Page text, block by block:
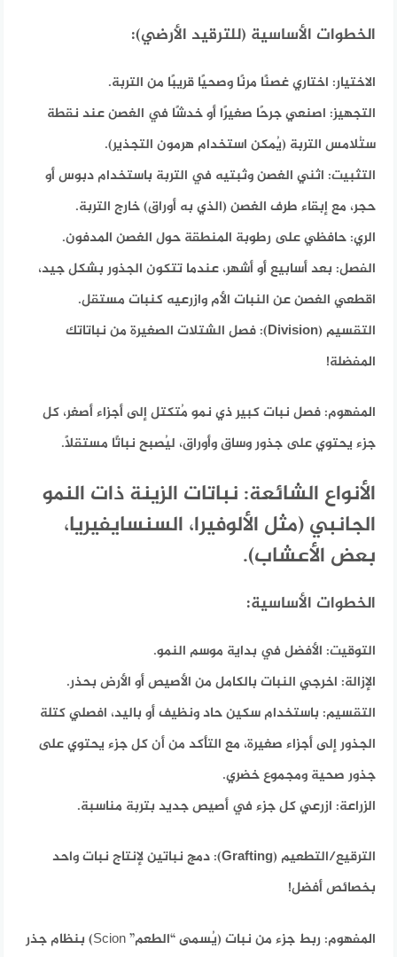
الخطوات الأساسية (للترقيد الأرضي):
الاختيار: اختاري غصنًا مرنًا وصحيًا قريبًا من التربة.
التجهيز: اصنعي جرحًا صغيرًا أو خدشًا في الغصن عند نقطة
ستُلامس التربة (يُمكن استخدام هرمون التجذير).
التثبيت: اثني الغصن وثبتيه في التربة باستخدام دبوس أو
حجر، مع إبقاء طرف الغصن (الذي به أوراق) خارج التربة.
الري: حافظي على رطوبة المنطقة حول الغصن المدفون.
الفصل: بعد أسابيع أو أشهر، عندما تتكون الجذور بشكل جيد،
اقطعي الغصن عن النبات الأم وازرعيه كنبات مستقل.
التقسيم (Division):
فصل الشتلات الصغيرة من نباتاتك
المفضلة!
المفهوم: فصل نبات كبير ذي نمو مُتكتل إلى أجزاء أصغر، كل
جزء يحتوي على جذور وساق وأوراق، ليُصبح نباتًا مستقلاً.
الأنواع الشائعة: نباتات الزينة ذات النمو
الجانبي (مثل الألوفيرا، السنسايفيريا،
بعض الأعشاب).
الخطوات الأساسية:
التوقيت: الأفضل في بداية موسم النمو.
الإزالة: اخرجي النبات بالكامل من الأصيص أو الأرض بحذر.
التقسيم: باستخدام سكين حاد ونظيف أو باليد، افصلي كتلة
الجذور إلى أجزاء صغيرة، مع التأكد من أن كل جزء يحتوي على
جذور صحية ومجموع خضري.
الزراعة: ازرعي كل جزء في أصيص جديد بتربة مناسبة.
الترقيع/التطعيم (Grafting):
دمج نباتين لإنتاج نبات واحد
بخصائص أفضل!
المفهوم:
ربط جزء من نبات (يُسمى “الطعم” Scion) بنظام جذر